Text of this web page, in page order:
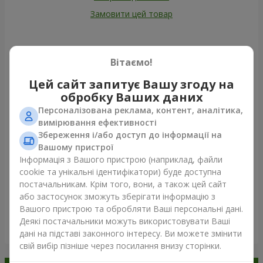
Замовити цей товар
Наші клієнти
Переглянути все
Вітаємо!
Цей сайт запитує Вашу згоду на
обробку Ваших даних
Персоналізована реклама, контент, аналітика,
вимірювання ефективності
Збереження і/або доступ до інформації на
Вашому пристрої
Інформація з Вашого пристрою (наприклад, файли
cookie та унікальні ідентифікатори) буде доступна
постачальникам. Крім того, вони, а також цей сайт
або застосунок зможуть зберігати інформацію з
Вашого пристрою та обробляти Ваші персональні дані.
Деякі постачальники можуть використовувати Ваші
дані на підставі законного інтересу. Ви можете змінити
свій вибір пізніше через посилання внизу сторінки.